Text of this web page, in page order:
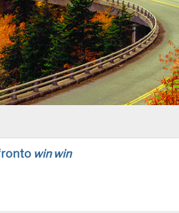
win win